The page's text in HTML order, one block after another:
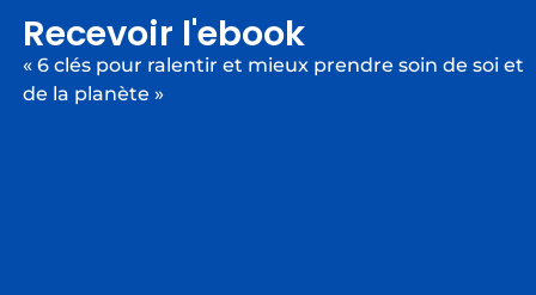
Recevoir l'ebook
« 6 clés pour ralentir et mieux prendre soin de soi et
de la planète »